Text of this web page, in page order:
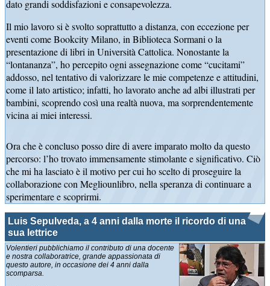
dato grandi soddisfazioni e consapevolezza.
Il mio lavoro si è svolto soprattutto a distanza, con eccezione per
eventi come Bookcity Milano, in Biblioteca Sormani o la
presentazione di libri in Università Cattolica. Nonostante la
“lontananza”, ho percepito ogni assegnazione come “cucitami”
addosso, nel tentativo di valorizzare le mie competenze e attitudini,
come il lato artistico; infatti, ho lavorato anche ad albi illustrati per
bambini, scoprendo così una realtà nuova, ma sorprendentemente
vicina ai miei interessi.
Ora che è concluso posso dire di avere imparato molto da questo
percorso: l’ho trovato immensamente stimolante e significativo. Ciò
che mi ha lasciato è il motivo per cui ho scelto di proseguire la
collaborazione con Megliounlibro, nella speranza di continuare a
sperimentare e scoprirmi.
Luis Sepulveda, a 4 anni dalla morte il ricordo di una
sua lettrice
Volentieri pubblichiamo il contributo di una docente
e nostra collaboratrice, grande appassionata di
questo autore, in occasione dei 4 anni dalla
scomparsa.